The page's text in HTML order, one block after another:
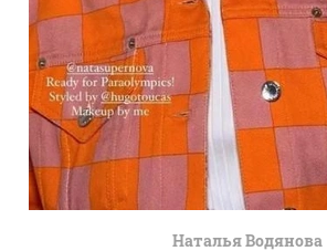
Наталья Водянова